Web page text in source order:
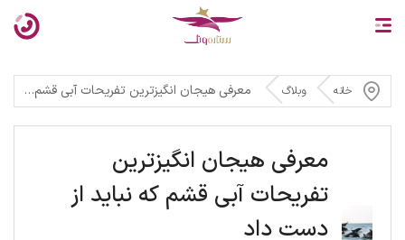
خانه وبلاگ معرفی هیجان انگیزترین تفریحات آبی قشم که نباید از دست داد
معرفی هیجان انگیزترین
تفریحات آبی قشم که نباید از
دست داد